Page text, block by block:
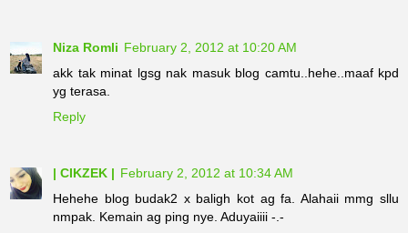
Niza Romli February 2, 2012 at 10:20 AM
akk tak minat lgsg nak masuk blog camtu..hehe..maaf kpd
yg terasa.
Reply
| CIKZEK | February 2, 2012 at 10:34 AM
Hehehe blog budak2 x baligh kot ag fa. Alahaii mmg sllu
nmpak. Kemain ag ping nye. Aduyaiiii -.-